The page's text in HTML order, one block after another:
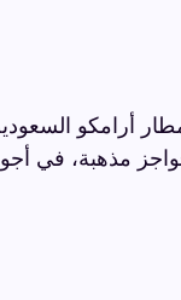
أرامكو